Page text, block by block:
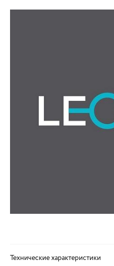
Технические характеристики